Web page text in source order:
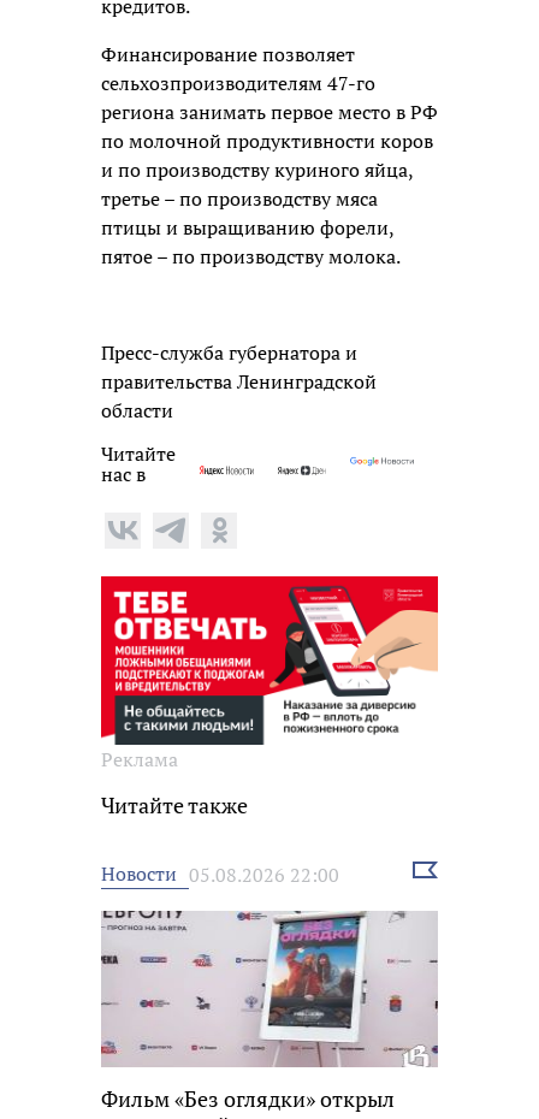
кредитов.
Финансирование позволяет
сельхозпроизводителям 47-го
региона занимать первое место в РФ
по молочной продуктивности коров
и по производству куриного яйца,
третье – по производству мяса
птицы и выращиванию форели,
пятое – по производству молока.
Пресс-служба губернатора и
правительства Ленинградской
области
Читайте
нас в
Реклама
Читайте также
Новости 05.08.2026 22:00
Выбрать
Фильм «Без оглядки» открыл